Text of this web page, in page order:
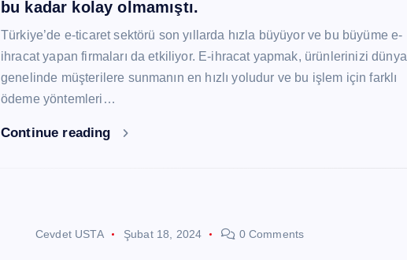
bu kadar kolay olmamıştı.
Türkiye’de e-ticaret sektörü son yıllarda hızla büyüyor ve bu büyüme e-
ihracat yapan firmaları da etkiliyor. E-ihracat yapmak, ürünlerinizi dünya
genelinde müşterilere sunmanın en hızlı yoludur ve bu işlem için farklı
ödeme yöntemleri…
Continue reading
Cevdet USTA Şubat 18, 2024 0 Comments